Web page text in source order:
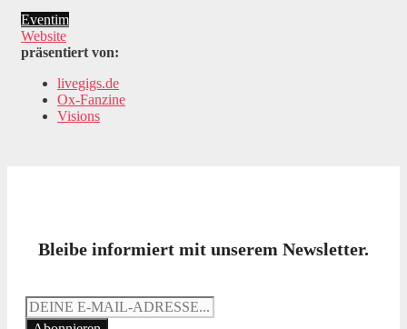
Eventim
Website
präsentiert von:
livegigs.de
Ox-Fanzine
Visions
Bleibe informiert mit unserem Newsletter.